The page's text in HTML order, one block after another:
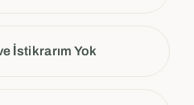
İstikrarım Yok